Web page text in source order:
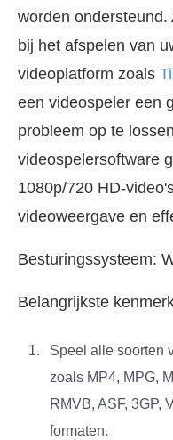
worden
bij het afspelen van
videoplatform zoals
een videospeler een
probleem op te
videospelersoftware
1080p/720 HD-
videoweergave en
Besturingssysteem:
Belangrijkste
Speel alle soorten
zoals MP4, MPG,
RMVB, ASF, 3GP,
formaten.